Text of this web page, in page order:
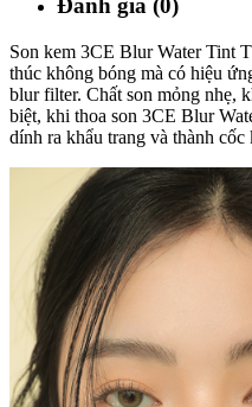
Đánh giá (0)
Son kem 3CE Blur Water Tint
thúc không bóng mà có hiệu
blur filter. Chất son mỏng nhẹ,
biệt, khi thoa son 3CE Blur
dính ra khẩu trang và thành cốc